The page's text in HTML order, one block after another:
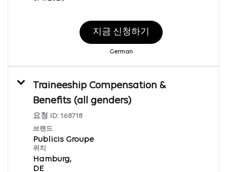
지금 신청하기
German
Traineeship Compensation &
Benefits (all genders)
요청 ID: 168718
브랜드
Publicis Groupe
위치
Hamburg,